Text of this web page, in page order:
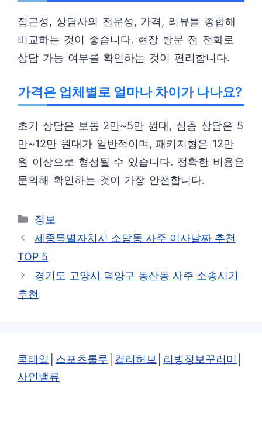
접근성, 상담사의 전문성, 가격, 리뷰를 종합해
비교하는 것이 좋습니다. 현장 방문 전 전화로
상담 가능 여부를 확인하는 것이 편리합니다.
가격은 업체별로 얼마나 차이가 나나요?
초기 상담은 보통 2만~5만 원대, 심층 상담은 5
만~12만 원대가 일반적이며, 패키지형은 12만
원 이상으로 형성될 수 있습니다. 정확한 비용은
문의해 확인하는 것이 가장 안전합니다.
카
테
리
정보
세종특별자치시 소담동 사주 이사날짜 추천
TOP 5
경기도 고양시 덕양구 동산동 사주 소송시기
추천
쿡테일 스포츠룰루 컬러허브 리빙정보꾸러미
사인밸류